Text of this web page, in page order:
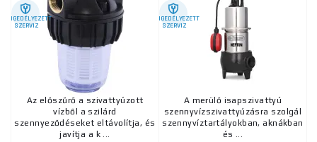
ENGEDÉLYEZETT
SZERVIZ
Az előszűrő a szivattyúzott
vízből a szilárd
szennyeződéseket eltávolítja, és
javítja a k ...
ENGEDÉLYEZETT
SZERVIZ
A merülő isapszivattyú
szennyvízszivattyúzásra szolgál
szennyvíztartályokban, aknákban
és ...